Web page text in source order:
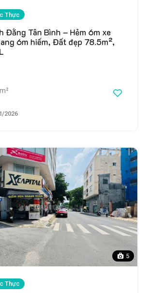
Thực
Đằng Tân Bình – Hẻm 6m xe
6m hiếm, Đất đẹp 78.5m²,
m²
2026
5
Thực